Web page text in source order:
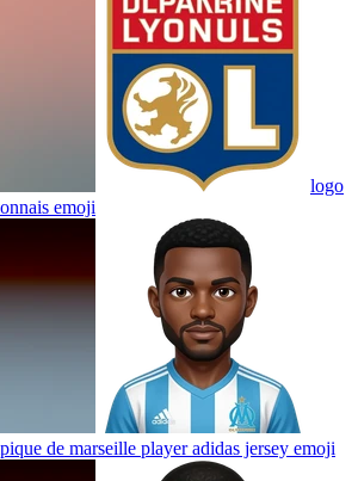
logo
emoji
de marseille player adidas jersey emoji